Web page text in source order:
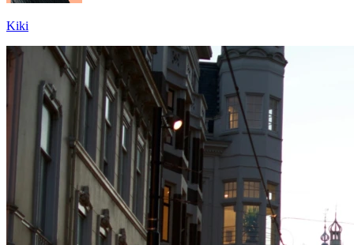
Kiki